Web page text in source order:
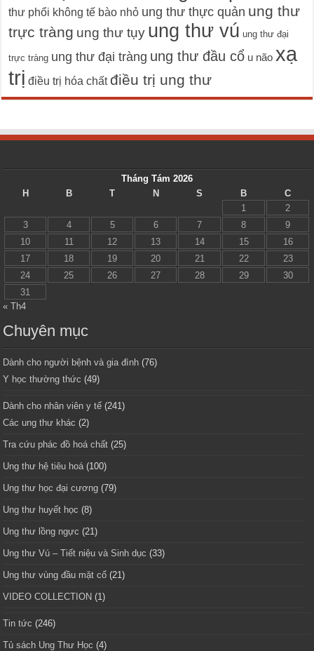
thư phổi không tế bào nhỏ ung thư thực quản ung thư
trực tràng ung thư tụy ung thư vú ung thư đại
trực tràng ung thư đại tràng ung thư đầu cổ u não xạ
trị điều trị hóa chất điều trị ung thư
Tháng Tám 2026
H
B T N S B
C
1
2
3
4 5 6 7 8
9
10
11 12 13 14 15
16
17
18 19 20 21 22
23
24
25 26 27 28 29
30
31
« Th4
Chuyên mục
Dành cho người bệnh và gia đình (76)
Y học thường thức (49)
Dành cho nhân viên y tế (241)
Các ung thư khác (2)
Tra cứu phác đồ hoá chất (25)
Ung thư hệ tiêu hoá (100)
Ung thư học đại cương (79)
Ung thư huyết học (8)
Ung thư lồng ngực (21)
Ung thư Vú – Tiết niệu và Sinh dục (33)
Ung thư vùng đầu mặt cổ (21)
VIDEO COLLECTION (1)
Tin tức (246)
Tủ sách Ung Thư Học (4)